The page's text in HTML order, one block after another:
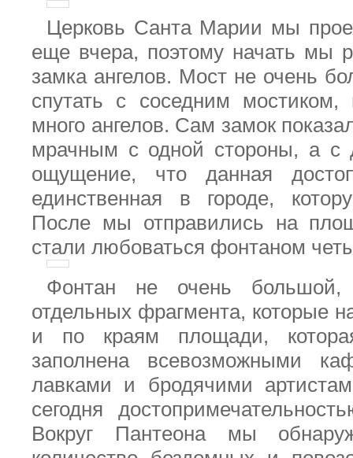
Церковь Санта Марии мы
еще вчера, поэтому начать мы
замка ангелов. Мост не очень
спутать с соседним
много ангелов. Сам замок
мрачным с одной стороны, а с
ощущение, что данная
единственная в городе,
После мы отправились на
стали любоваться фонтаном
Фонтан не очень
отдельных фрагмента, которые
и по краям площади,
заполнена всевозможными
лавками и бродячими
сегодня
Вокруг Пантеона мы